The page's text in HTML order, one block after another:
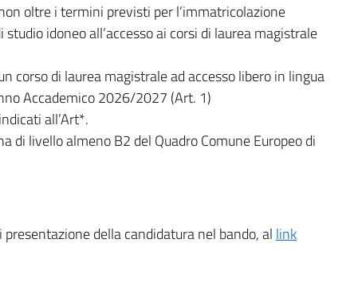
oltre i termini previsti per l’immatricolazione
idoneo all’accesso ai corsi di laurea magistrale
corso di laurea magistrale ad accesso libero in lingua
Accademico 2026/2027 (Art. 1)
all’Art*.
di livello almeno B2 del Quadro Comune Europeo di
della candidatura nel bando, al link